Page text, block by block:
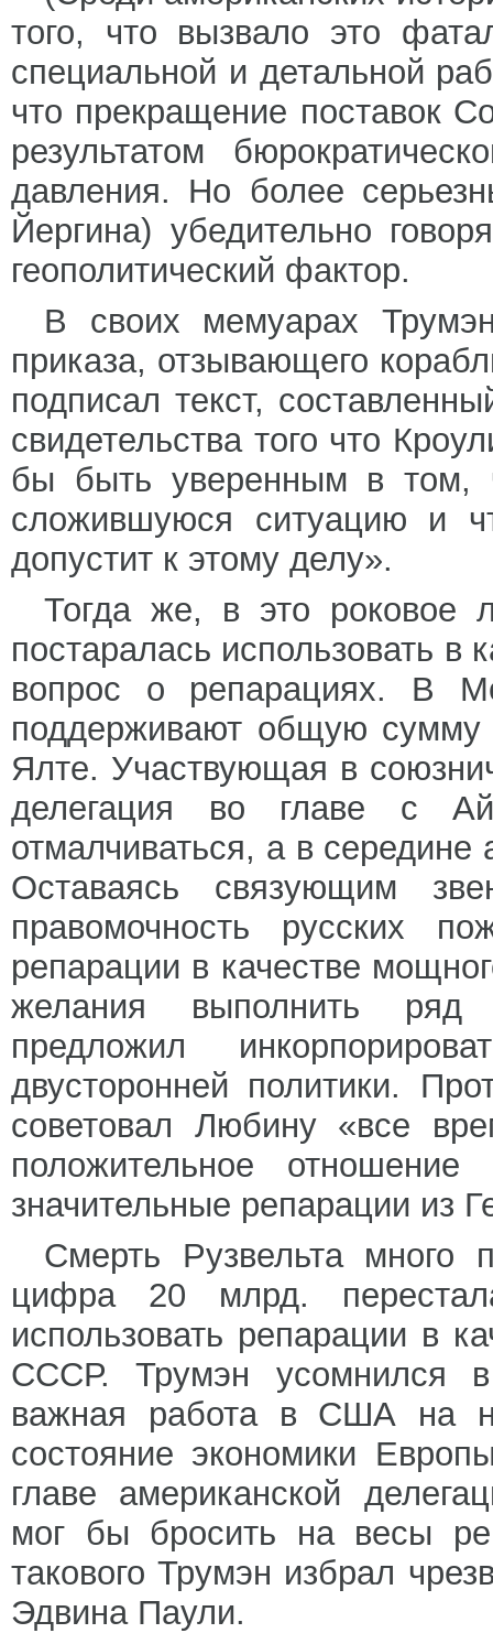
того, что вызвало это
специальной и детальной
что прекращение поставок
результатом
давления. Но более
Йергина) убедительно
геополитический фактор.
В своих мемуарах
приказа, отзывающего
подписал текст,
свидетельства того что
бы быть уверенным в том,
сложившуюся ситуацию и
допустит к этому делу».
Тогда же, в это роковое
постаралась использовать
вопрос о репарациях. В
поддерживают общую
Ялте. Участвующая в
делегация во главе с
отмалчиваться, а в середине
Оставаясь связующим
правомочность русских
репарации в качестве
желания выполнить ряд
предложил
двусторонней политики.
советовал Любину «все
положительное
значительные репарации из
Смерть Рузвельта много
цифра 20 млрд.
использовать репарации в
СССР. Трумэн усомнился
важная работа в США на
состояние экономики
главе американской
мог бы бросить на весы
такового Трумэн избрал
Эдвина Паули.